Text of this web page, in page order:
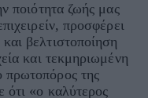
ποιότητα ζωής μας
προσφέρει
βελτιστοποίηση
και τεκμηριωμένη
της
ότι «ο καλύτερος